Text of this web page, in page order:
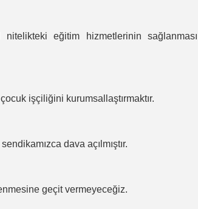
eğitim hizmetlerinin sağlanması
işçiliğini kurumsallaştırmaktır.
dava açılmıştır.
geçit vermeyeceğiz.